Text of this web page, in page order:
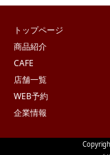
トップページ
商品紹介
CAFE
店舗一覧
WEB予約
企業情報